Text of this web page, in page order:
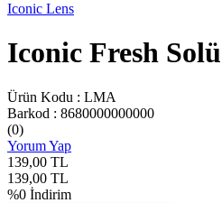
Iconic Lens
Iconic Fresh
Ürün Kodu : LMA
Barkod : 8680000000000
(0)
Yorum Yap
139,00 TL
139,00 TL
%0 İndirim